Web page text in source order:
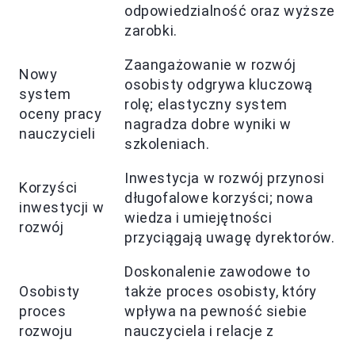
odpowiedzialność oraz wyższe
zarobki.
Nowy
system
oceny pracy
nauczycieli
Zaangażowanie w rozwój
osobisty odgrywa kluczową
rolę; elastyczny system
nagradza dobre wyniki w
szkoleniach.
Korzyści
inwestycji w
rozwój
Inwestycja w rozwój przynosi
długofalowe korzyści; nowa
wiedza i umiejętności
przyciągają uwagę dyrektorów.
Osobisty
proces
rozwoju
Doskonalenie zawodowe to
także proces osobisty, który
wpływa na pewność siebie
nauczyciela i relacje z